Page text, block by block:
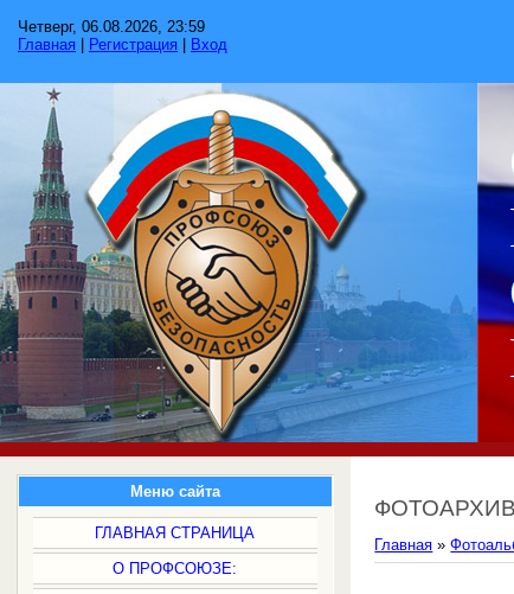
Четверг, 06.08.2026, 23:59
Главная
Регистрация Вход
Меню сайта
ГЛАВНАЯ СТРАНИЦА
О ПРОФСОЮЗЕ:
Главная »